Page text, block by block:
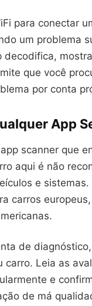
para conectar
um problema
decodifica,
que você
por conta
App
scanner que
aqui é não
e
carros
de
Leia as
e
de má